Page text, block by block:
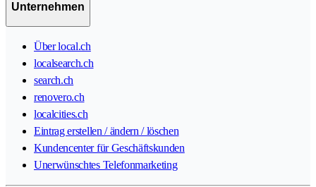
Unternehmen
Über local.ch
localsearch.ch
search.ch
renovero.ch
localcities.ch
Eintrag erstellen / ändern / löschen
Kundencenter für Geschäftskunden
Unerwünschtes Telefonmarketing